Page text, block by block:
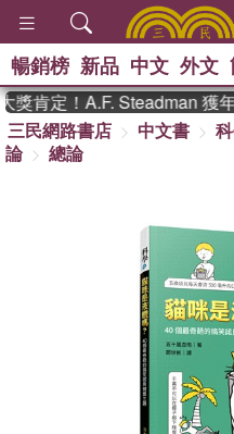
熱
偉
暢銷榜 新品 中文 外文
定！A.F. Steadman 獲年
三民網路書店
中文書
論
總論